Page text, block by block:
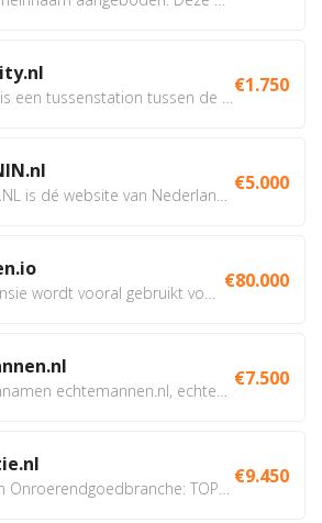
€1.750
€5.000
€80.000
€7.500
€9.450